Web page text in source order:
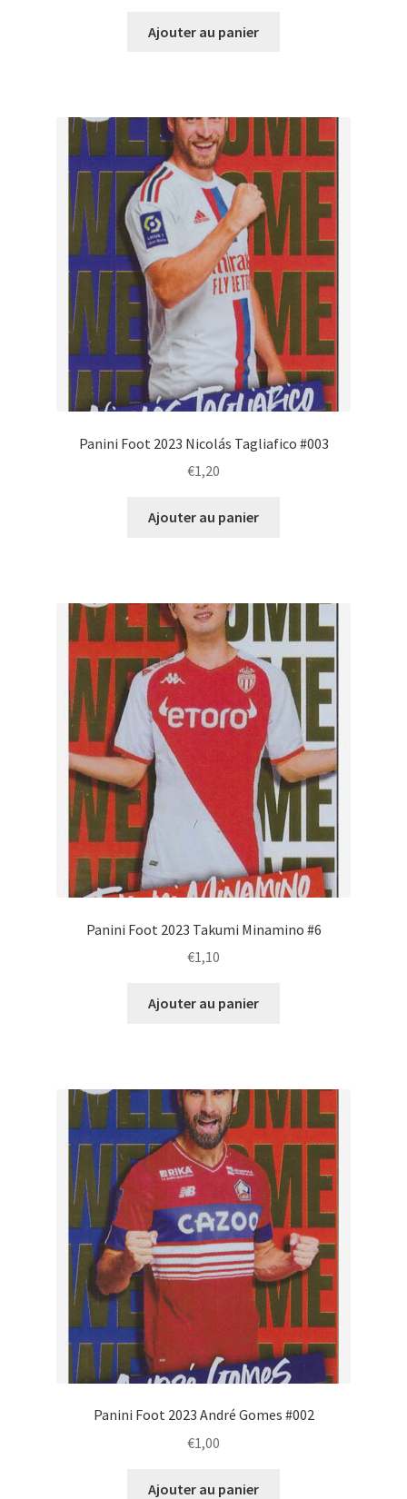
Ajouter au panier
Panini Foot 2023 Nicolás Tagliafico #003
€1,20
Ajouter au panier
Panini Foot 2023 Takumi Minamino #6
€1,10
Ajouter au panier
Panini Foot 2023 André Gomes #002
€1,00
Ajouter au panier